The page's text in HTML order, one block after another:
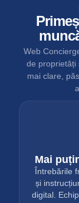
Web
de proprietăți
mai clare,
Mai
Întrebările
și
digital.